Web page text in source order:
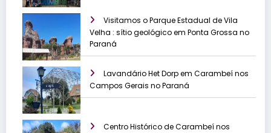
Visitamos o Parque Estadual de Vila
Velha : sítio geológico em Ponta Grossa no
Paraná
Lavandário Het Dorp em Carambeí nos
Campos Gerais no Paraná
Centro Histórico de Carambeí nos